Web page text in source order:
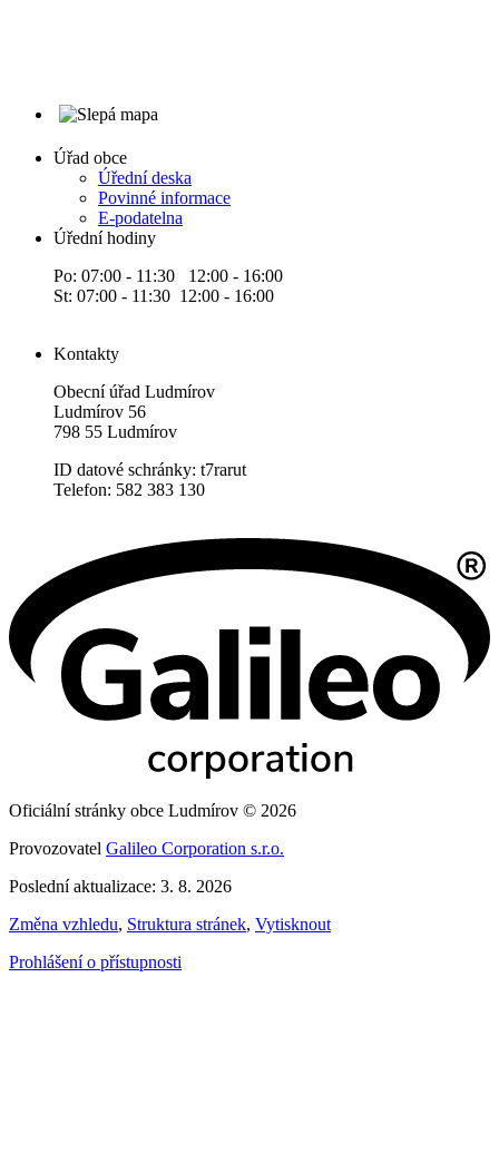
Úřad obce
Úřední deska
Povinné informace
E-podatelna
Úřední hodiny
Po: 07:00 - 11:30 12:00 - 16:00
St: 07:00 - 11:30 12:00 - 16:00
Kontakty
Obecní úřad Ludmírov
Ludmírov 56
798 55 Ludmírov
ID datové schránky: t7rarut
Telefon: 582 383 130
Oficiální stránky obce Ludmírov © 2026
Provozovatel Galileo Corporation s.r.o.
Poslední aktualizace: 3. 8. 2026
Změna vzhledu, Struktura stránek, Vytisknout
Prohlášení o přístupnosti